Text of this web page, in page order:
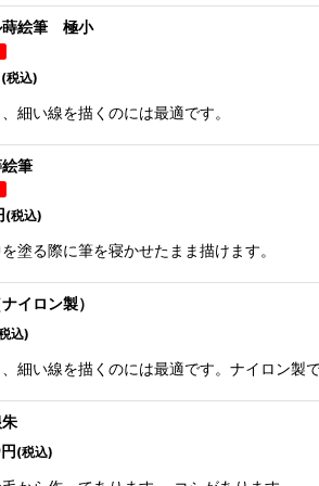
蒔絵筆 極小
(税込)
細い線を描くのには最適です。
筆
(税込)
塗る際に筆を寝かせたまま描けます。
イロン製）
込)
細い線を描くのには最適です。ナイロン製
円 (税込)